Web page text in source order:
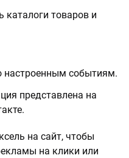
каталоги товаров и
настроенным событиям.
представлена на
на сайт, чтобы
на клики или